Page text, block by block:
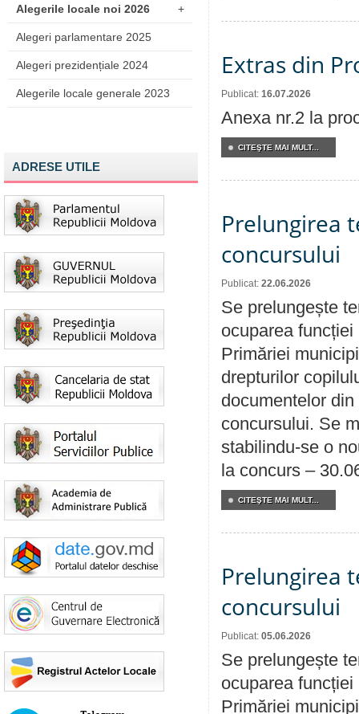
Alegerile locale noi 2026 +
Alegeri parlamentare 2025
Alegeri prezidențiale 2024
Alegerile locale generale 2023
ADRESE UTILE
Extras din
Publicat: 16.07.2026
Anexa nr.2 la
CITEŞTE MAI MULT...
Prelungirea
concursului
Publicat: 22.06.2026
Se prelungește
ocuparea
Primăriei
drepturilor
documentelor
concursului. Se
stabilindu-se o
la concurs –
CITEŞTE MAI MULT...
Prelungirea
concursului
Publicat: 05.06.2026
Se prelungește
ocuparea
Primăriei